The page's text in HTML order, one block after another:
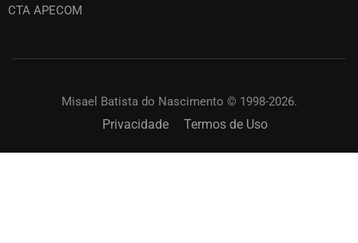
CTA APECOM
Misael Batista do Nascimento © 1998-2026.
Privacidade Termos de Uso